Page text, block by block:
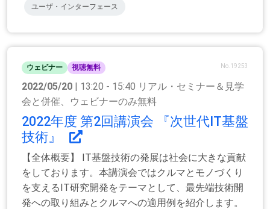
ユーザ・インターフェース
ウェビナー 視聴無料 No.19253
2022/05/20 | 13:20 - 15:40 リアル・セミナー＆見学
会と併催、ウェビナーのみ無料
2022年度 第2回講演会 『次世代IT基盤
技術』
【全体概要】 IT基盤技術の発展は社会に大きな貢献
をしております。本講演会ではクルマとモノづくり
を支えるIT研究開発をテーマとして、最先端技術開
発への取り組みとクルマへの適用例を紹介します。